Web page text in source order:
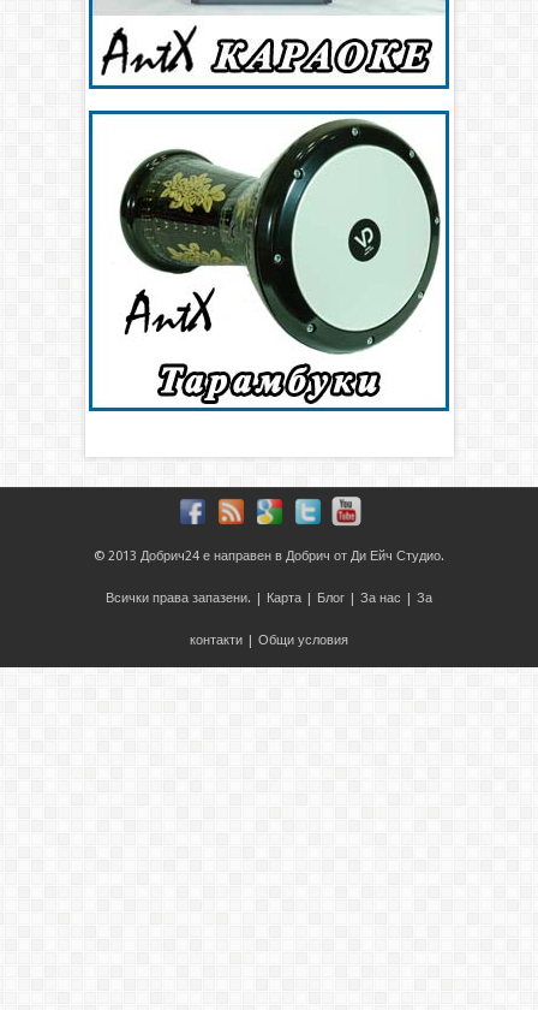
© 2013 Добрич24 е направен в Добрич от Ди Ейч Студио.
Всички права запазени. | Карта | Блог | За нас | За
контакти | Общи условия